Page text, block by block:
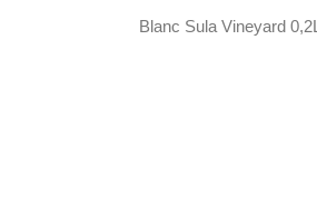
Blanc Sula Vineyard 0,2L